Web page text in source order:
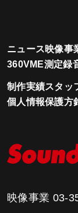
ニュース映像事
360VME測定録
制作実績スタッ
個人情報保護方
映像事業 03-